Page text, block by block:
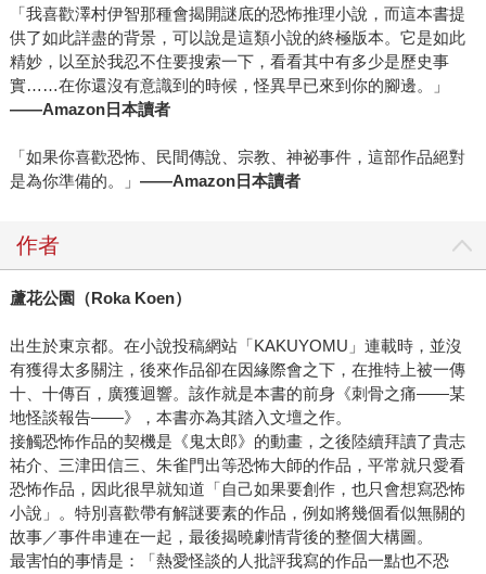
「我喜歡澤村伊智那種會揭開謎底的恐怖推理小說，而這本書提
供了如此詳盡的背景，可以說是這類小說的終極版本。它是如此
精妙，以至於我忍不住要搜索一下，看看其中有多少是歷史事
實……在你還沒有意識到的時候，怪異早已來到你的腳邊。」
——Amazon日本讀者
「如果你喜歡恐怖、民間傳說、宗教、神祕事件，這部作品絕對
是為你準備的。」 ——Amazon日本讀者
作者
蘆花公園（Roka Koen）
出生於東京都。在小說投稿網站「KAKUYOMU」連載時，並沒
有獲得太多關注，後來作品卻在因緣際會之下，在推特上被一傳
十、十傳百，廣獲迴響。該作就是本書的前身《刺骨之痛——某
地怪談報告——》，本書亦為其踏入文壇之作。
接觸恐怖作品的契機是《鬼太郎》的動畫，之後陸續拜讀了貴志
祐介、三津田信三、朱雀門出等恐怖大師的作品，平常就只愛看
恐怖作品，因此很早就知道「自己如果要創作，也只會想寫恐怖
小說」。特別喜歡帶有解謎要素的作品，例如將幾個看似無關的
故事／事件串連在一起，最後揭曉劇情背後的整個大構圖。
最害怕的事情是：「熱愛怪談的人批評我寫的作品一點也不恐